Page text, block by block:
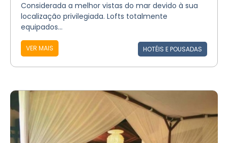
Considerada a melhor vistas do mar devido à sua
localização privilegiada. Lofts totalmente
equipados...
VER MAIS HOTÉIS E POUSADAS